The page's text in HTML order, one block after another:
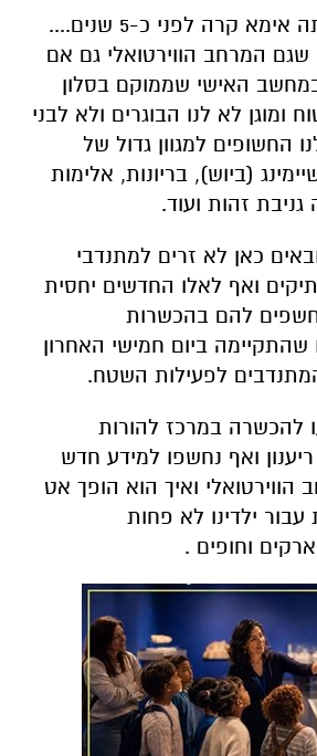
מפגש זה עם אותה אימא קרה לפני כ-5 שנים....
המרחב הווירטואלי גם אם
האישי שממוקם בסלון
ומוגן לא לנו הבוגרים ולא לבני
החשופים למגוון גדול של
(ביוש), בריונות, אלימות
גניבת זהות ועוד.
כאן לא זרים למתנדבי
ואף לאלו החדשים יחסית
להם בהכשרות
שהתקיימה ביום חמישי האחרון
לפעילות השטח.
להכשרה במרכז להורות
ואף נחשפו למידע חדש
ואיך הוא הופך אט
ילדינו לא פחות
וחופים .